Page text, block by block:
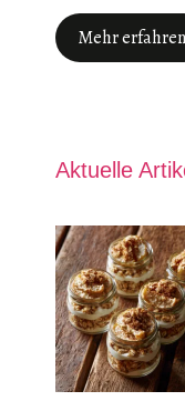
Mehr erfahren
Aktuelle